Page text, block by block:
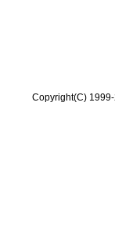
Copyright(C)